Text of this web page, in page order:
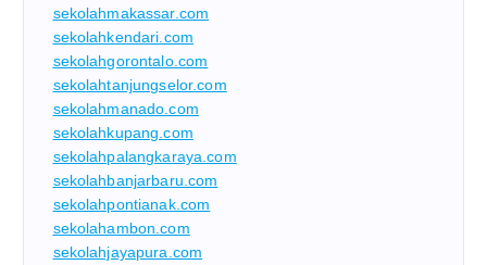
sekolahmakassar.com
sekolahkendari.com
sekolahgorontalo.com
sekolahtanjungselor.com
sekolahmanado.com
sekolahkupang.com
sekolahpalangkaraya.com
sekolahbanjarbaru.com
sekolahpontianak.com
sekolahambon.com
sekolahjayapura.com